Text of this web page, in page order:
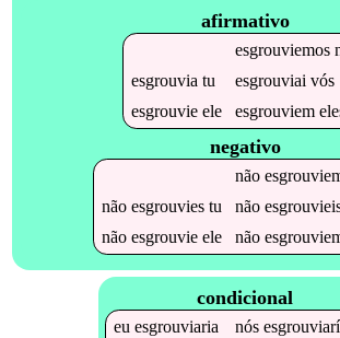
afirmativo
esgrouviemos
esgrouvia tu esgrouviai vós
esgrouvieele esgrouviem
negativo
não
não esgrouviestu não
não esgrouvieele não
condicional
eu esgrouviaria nós